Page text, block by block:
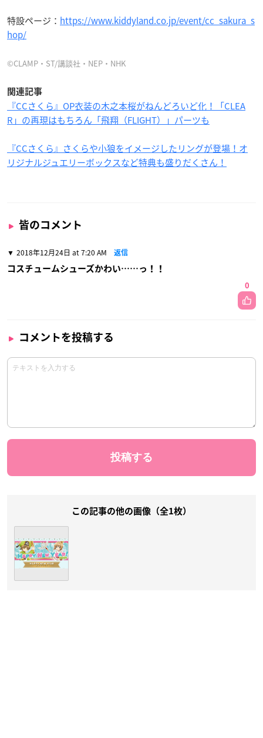
特設ページ： https://www.kiddyland.co.jp/event/cc_sakura_s
hop/
©CLAMP・ST/講談社・NEP・NHK
関連記事
『CCさくら』OP衣装の木之本桜がねんどろいど化！「CLEA
R」の再現はもちろん「飛翔（FLIGHT）」パーツも
『CCさくら』さくらや小狼をイメージしたリングが登場！オ
リジナルジュエリーボックスなど特典も盛りだくさん！
皆のコメント
2018年12月24日 at 7:20 AM 返信
コスチュームシューズかわい……っ！！
0
コメントを投稿する
この記事の他の画像（全1枚）